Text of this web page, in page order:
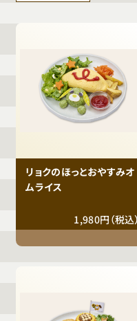
リョクのほっとおやすみオ
ムライス
1,980円（税込）